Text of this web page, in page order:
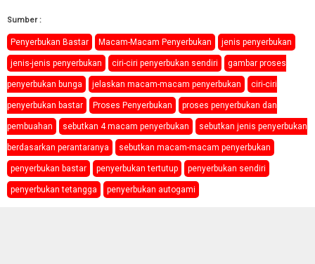
Sumber :
Penyerbukan Bastar Macam-Macam Penyerbukan jenis penyerbukan
jenis-jenis penyerbukan ciri-ciri penyerbukan sendiri gambar proses
penyerbukan bunga jelaskan macam-macam penyerbukan ciri-ciri
penyerbukan bastar Proses Penyerbukan proses penyerbukan dan
pembuahan sebutkan 4 macam penyerbukan sebutkan jenis penyerbukan
berdasarkan perantaranya sebutkan macam-macam penyerbukan
penyerbukan bastar penyerbukan tertutup penyerbukan sendiri
penyerbukan tetangga penyerbukan autogami